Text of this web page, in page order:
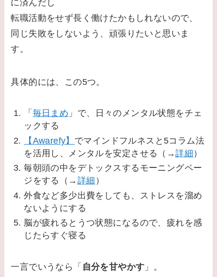
に済んだし
転職活動をせず長く働けたかもしれないので、
同じ失敗をしないよう、頑張りたいと思いま
す。
具体的には、この5つ。
「 毎日まめ 」で、日々のメンタル状態をチェ
ックする
【Awarefy】 でマインドフルネスと5コラム法
を活用し、メンタルを安定させる（→詳細 ）
毎朝頭の中をデトックスするモーニングペー
ジをする（→ 詳細 ）
外食など多少出費をしても、ストレスを溜め
ないようにする
脳が疲れるとうつ状態になるので、疲れを感
じたらすぐ寝る
一言でいうなら「 自分を甘やかす 」。